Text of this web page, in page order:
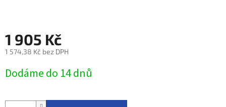
1 905 Kč
1 574,38 Kč bez DPH
cena:
Dodáme do 14 dnů